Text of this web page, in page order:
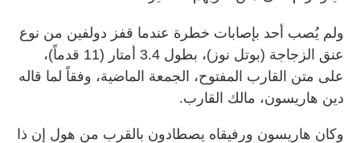
ولم يُصب أحد بإصابات خطرة عندما قفز دولفين من نوع
عنق الزجاجة (بوتل نوز)، بطول 3.4 أمتار (11 قدماً)،
على متن القارب المفتوح، الجمعة الماضية، وفقاً لما قاله
دين هاريسون، مالك القارب.
وكان هاريسون ورفيقاه يصطادون بالقرب من هول إن ذا